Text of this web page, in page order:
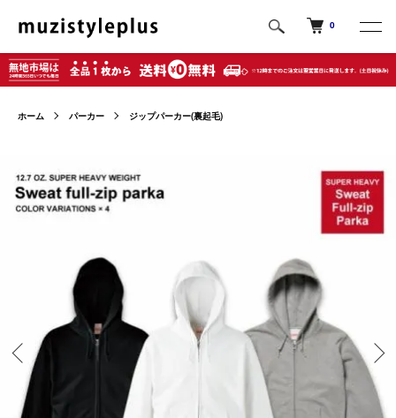
0
ホーム パーカー ジップパーカー(裏起毛)